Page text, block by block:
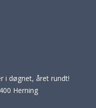
i døgnet, året rundt!
Herning